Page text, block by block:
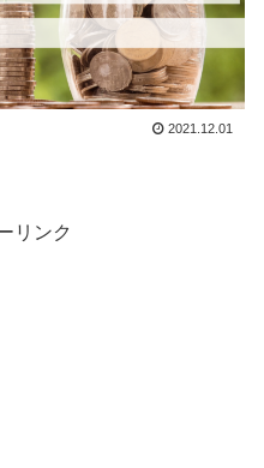
2021.12.01
リンク